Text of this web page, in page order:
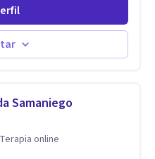
Samaniego
Terapia online